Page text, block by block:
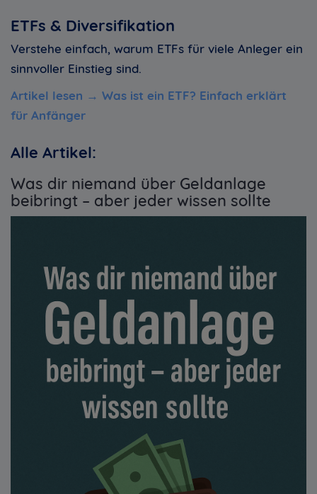
ETFs & Diversifikation
Verstehe einfach, warum ETFs für viele Anleger ein
sinnvoller Einstieg sind.
Artikel lesen → Was ist ein ETF? Einfach erklärt
für Anfänger
Alle Artikel:
Was dir niemand über Geldanlage
beibringt – aber jeder wissen sollte